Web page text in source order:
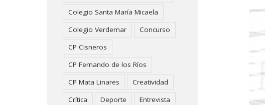
Colegio Santa María Micaela
Colegio Verdemar
Concurso
CP Cisneros
CP Fernando de los Ríos
CP Mata Linares
Creatividad
Crítica
Deporte
Entrevista